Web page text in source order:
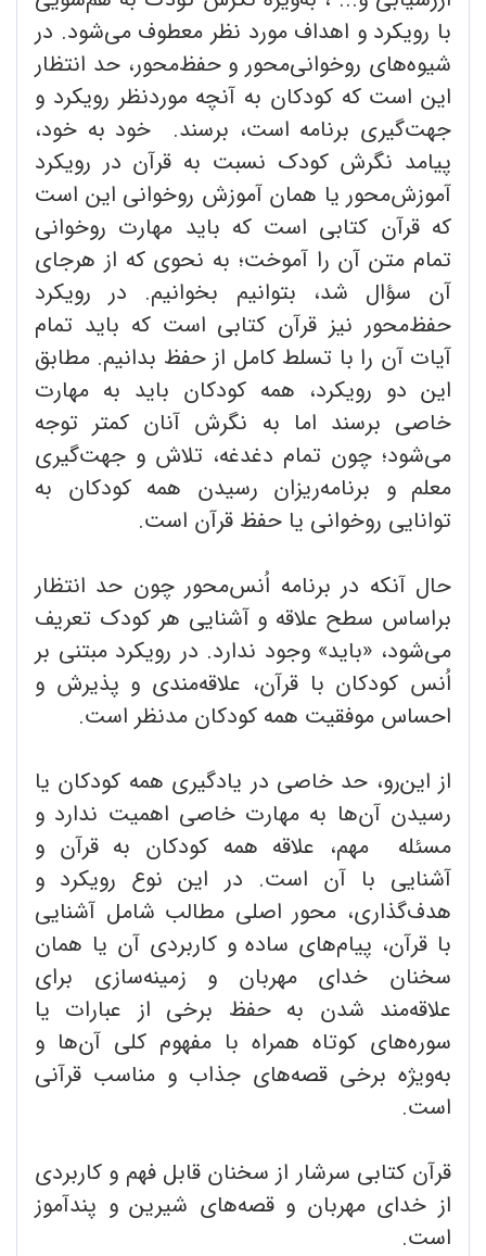
با رویکرد و اهداف مورد نظر معطوف می‌شود. در
شیوه‌های روخوانی‌محور و حفظ‌محور، حد انتظار
این است که کودکان به آنچه موردنظر رویکرد و
جهت‌گیری برنامه است، برسند. خود به خود،
پیامد نگرش کودک نسبت به قرآن در رویکرد
آموزش‌محور یا همان آموزش روخوانی این است
که قرآن کتابی است که باید مهارت روخوانی
تمام متن آن را آموخت؛ به نحوی که از هرجای
آن سؤال شد، بتوانیم بخوانیم. در رویکرد
حفظ‌محور نیز قرآن کتابی است که باید تمام
آیات آن را با تسلط کامل از حفظ بدانیم. مطابق
این دو رویکرد، همه کودکان باید به مهارت
خاصی برسند اما به نگرش آنان کمتر توجه
می‌شود؛ چون تمام دغدغه، تلاش و جهت‌گیری
معلم و برنامه‌ریزان رسیدن همه کودکان به
توانایی روخوانی یا حفظ قرآن است.
حال آنکه در برنامه اُنس‌محور چون حد انتظار
براساس سطح علاقه و آشنایی هر کودک تعریف
می‌شود، «باید» وجود ندارد. در رویکرد مبتنی بر
اُنس کودکان با قرآن، علاقه‌مندی و پذیرش و
احساس موفقیت همه کودکان مدنظر است.
از این‌رو، حد خاصی در یادگیری همه کودکان یا
رسیدن آن‌ها به مهارت خاصی اهمیت ندارد و
مسئله مهم، علاقه همه کودکان به قرآن و
آشنایی با آن است. در این نوع رویکرد و
هدف‌گذاری، محور اصلی مطالب شامل آشنایی
با قرآن، پیام‌های ساده و کاربردی آن یا همان
سخنان خدای مهربان و زمینه‌سازی برای
علاقه‌مند شدن به حفظ برخی از عبارات یا
سوره‌های کوتاه همراه با مفهوم کلی آن‌ها و
به‌ویژه برخی قصه‌های جذاب و مناسب قرآنی
است.
قرآن کتابی سرشار از سخنان قابل فهم و کاربردی
از خدای مهربان و قصه‌های شیرین و پندآموز
است.